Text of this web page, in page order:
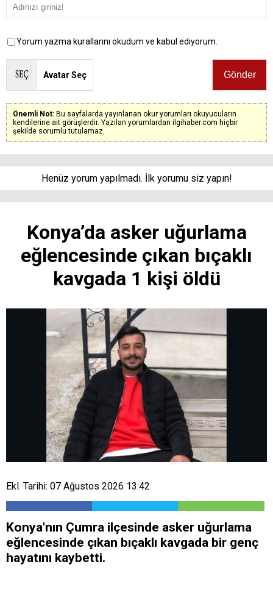
Yorum yazma kurallarını okudum ve kabul ediyorum.
Avatar Seç
Önemli Not: Bu sayfalarda yayınlanan okur yorumları okuyucuların
kendilerine ait görüşlerdir. Yazılan yorumlardan ilgihaber.com hiçbir
şekilde sorumlu tutulamaz.
Henüz yorum yapılmadı. İlk yorumu siz yapın!
Konya’da asker uğurlama
eğlencesinde çıkan bıçaklı
kavgada 1 kişi öldü
Ekl. Tarihi: 07 Ağustos 2026 13:42
Konya'nın Çumra ilçesinde asker uğurlama
eğlencesinde çıkan bıçaklı kavgada bir genç
hayatını kaybetti.